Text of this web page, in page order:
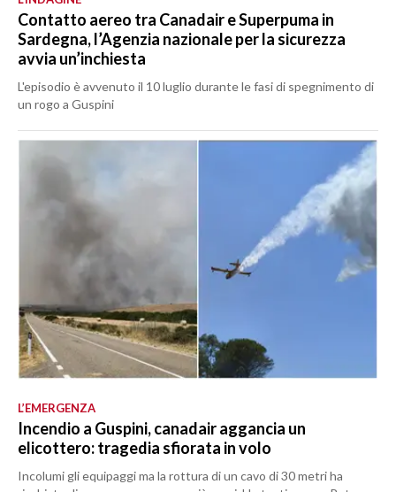
Contatto aereo tra Canadair e Superpuma in
Sardegna, l’Agenzia nazionale per la sicurezza
avvia un’inchiesta
L'episodio è avvenuto il 10 luglio durante le fasi di spegnimento di
un rogo a Guspini
L’EMERGENZA
Incendio a Guspini, canadair aggancia un
elicottero: tragedia sfiorata in volo
Incolumi gli equipaggi ma la rottura di un cavo di 30 metri ha